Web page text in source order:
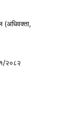
(अधिवक्ता,
२०८२